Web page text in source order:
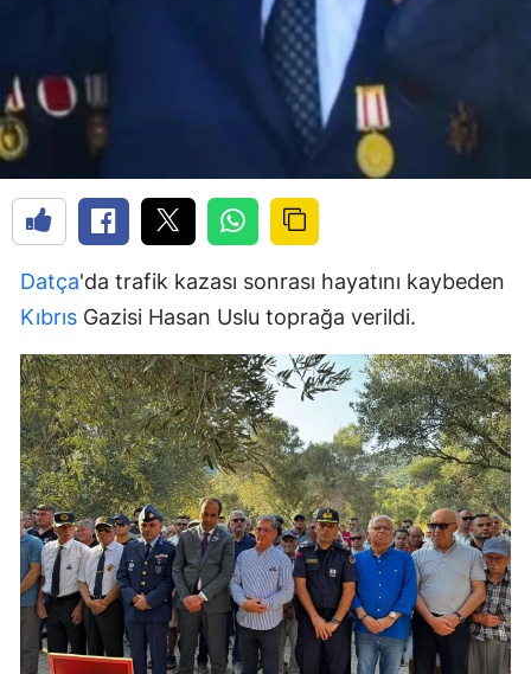
Datça'da trafik kazası sonrası hayatını kaybeden
Kıbrıs Gazisi Hasan Uslu toprağa verildi.